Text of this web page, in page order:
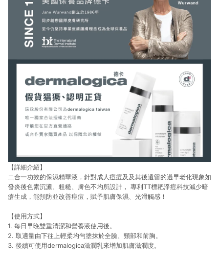
【詳細介紹】
二合一功效的保濕精華液，針對成人痘痘及及其後遺留的過早老化現象如
發炎後色素沉澱、粗糙、膚色不均所設計， 專利TT標耙淨痘科技減少暗
瘡生成，能預防並改善痘痘，賦予肌膚保濕、光滑觸感！
【使用方式】
1. 每日早晚雙重清潔和營養液使用後。
2. 取適量由下往上輕柔均勻塗抹於全臉、頸部和前胸。
3. 後續可使用dermalogica滋潤乳來增加肌膚滋潤度。